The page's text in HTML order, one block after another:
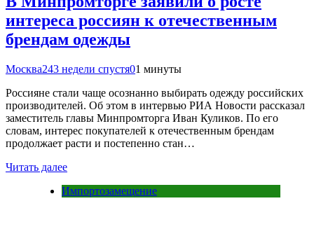
интереса россиян к отечественным
брендам одежды
Москва243 недели спустя01 минуты
Россияне стали чаще осознанно выбирать одежду российских
производителей. Об этом в интервью РИА Новости рассказал
заместитель главы Минпромторга Иван Куликов. По его
словам, интерес покупателей к отечественным брендам
продолжает расти и постепенно стан…
Читать далее
Импортозамещение